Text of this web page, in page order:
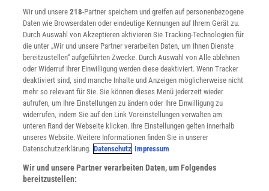
SERVICES
Newsletter
Kontakt
Spektrum Shop
Im Handel kaufen
Presse
Verträge kündigen
Widerruf
INFO
Mediadaten
Datenschutz
Nutzungsbedingungen
Cookie-Einstellungen
Wir und unsere218-Partner speichern und greifen auf personenbezogene
Daten wie Browserdaten oder eindeutige Kennungen auf Ihrem Gerät zu.
Durch Auswahl von Akzeptieren aktivieren Sie Tracking-Technologien für
die unter „Wir und unsere Partner verarbeiten Daten, um Ihnen Dienste
bereitzustellen“ aufgeführten Zwecke. Durch Auswahl von Alle ablehnen
oder Widerruf Ihrer Einwilligung werden diese deaktiviert. Wenn Tracker
deaktiviert sind, sind manche Inhalte und Anzeigen möglicherweise nicht
mehr so relevant für Sie. Sie können dieses Menü jederzeit wieder
aufrufen, um Ihre Einstellungen zu ändern oder Ihre Einwilligung zu
widerrufen, indem Sie auf den Link Voreinstellungen verwalten am
unteren Rand der Webseite klicken. Ihre Einstellungen gelten innerhalb
unseres Website. Weitere Informationen finden Sie in unserer
Datenschutzerklärung. Datenschutz Impressum
Wir und unsere Partner verarbeiten Daten, um Folgendes
bereitzustellen: